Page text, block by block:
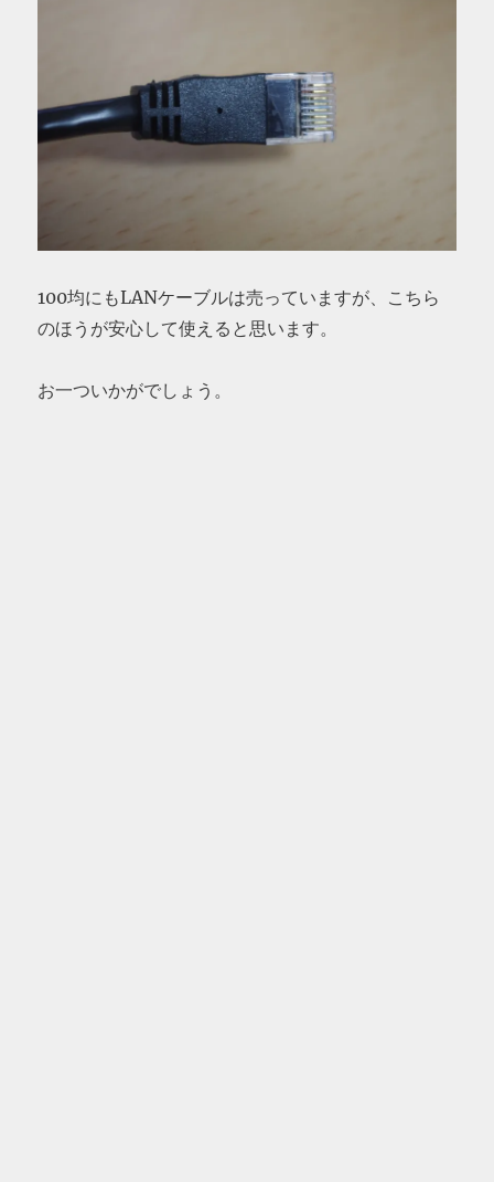
100均にもLANケーブルは売っていますが、こちら
のほうが安心して使えると思います。
お一ついかがでしょう。